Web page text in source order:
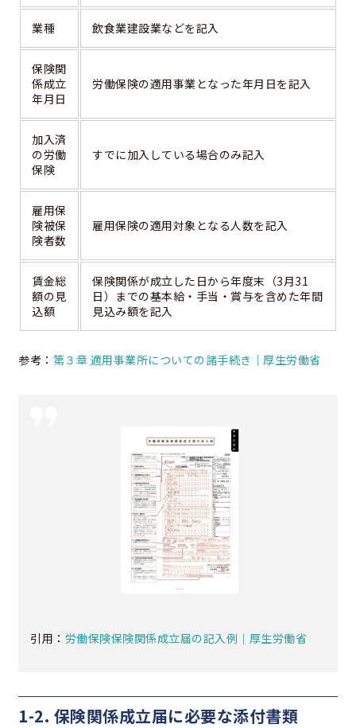
業種 飲食業建設業などを記入
保険関
係成立
年月日
労働保険の適用事業となった年月日を記入
加入済
の労働
保険
すでに加入している場合のみ記入
雇用保
険被保
険者数
雇用保険の適用対象となる人数を記入
賃金総
額の見
込額
保険関係が成立した日から年度末（3月31
日）までの基本給・手当・賞与を含めた年間
見込み額を記入
参考： 第３章 適用事業所についての諸手続き｜厚生労働省
引用： 労働保険保険関係成立届の記入例｜厚生労働省
1-2. 保険関係成立届に必要な添付書類